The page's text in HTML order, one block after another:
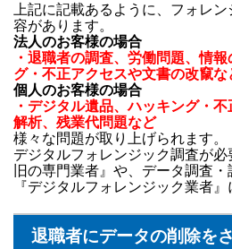
上記に記載あるように、フォレ
容があります。
法人のお客様の場合
・退職者の調査、労働問題、情
グ・不正アクセスや文書の改竄な
個人のお客様の場合
・デジタル遺品、ハッキング・
解析、残業代問題など
様々な問題が取り上げられます。
デジタルフォレンジック調査が
旧の専門業者』や、データ調査
『デジタルフォレンジック業者』
退職者にデータの削除を